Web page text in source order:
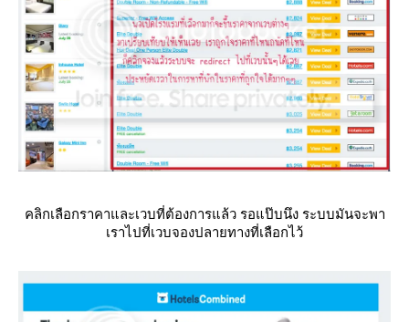
คลิกเลือกราคาและเวบที่ต้องการแล้ว รอแป๊บนึง ระบบมันจะพา
เราไปที่เวบจองปลายทางที่เลือกไว้